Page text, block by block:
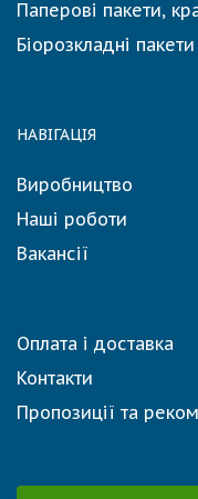
Паперові пакети,
Біорозкладні пакети
НАВІГАЦІЯ
Виробництво
Наші роботи
Вакансії
Оплата і доставка
Контакти
Пропозиції та